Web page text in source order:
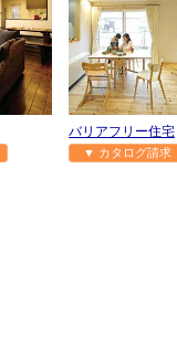
バリアフリー住宅
▼ カタログ請